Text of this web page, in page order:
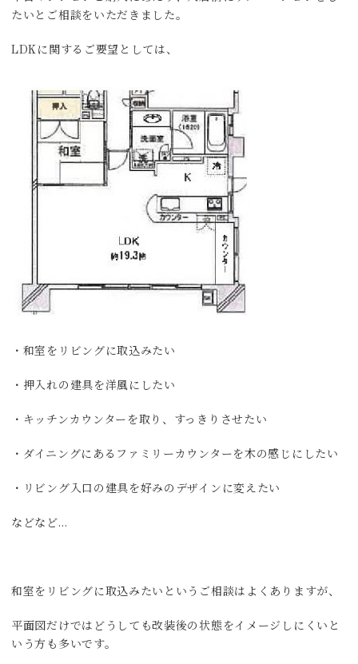
たいとご相談をいただきました。
LDKに関するご要望としては、
・和室をリビングに取込みたい
・押入れの建具を洋風にしたい
・キッチンカウンターを取り、すっきりさせたい
・ダイニングにあるファミリーカウンターを木の感じにしたい
・リビング入口の建具を好みのデザインに変えたい
などなど…
和室をリビングに取込みたいというご相談はよくありますが、
平面図だけではどうしても改装後の状態をイメージしにくいと
いう方も多いです。